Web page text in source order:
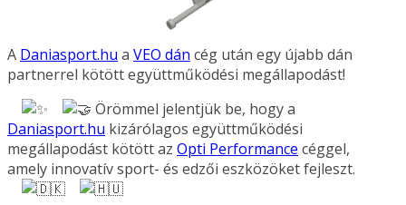
A Daniasport.hu a VEO dán cég után egy újabb dán
partnerrel kötött együttműködési megállapodást!
Örömmel jelentjük be, hogy a
Daniasport.hu kizárólagos együttműködési
megállapodást kötött az Opti Performance céggel,
amely innovatív sport- és edzői eszközöket fejleszt.